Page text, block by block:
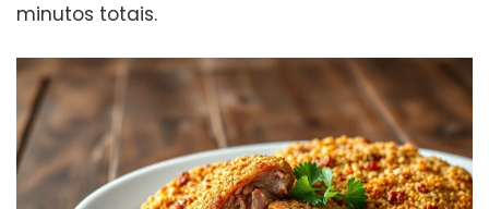
minutos totais.